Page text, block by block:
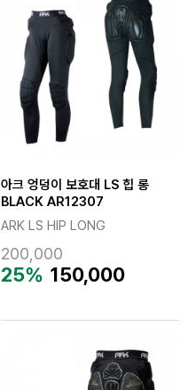
아크 엉덩이 보호대 LS 힙 롱
BLACK AR12307
ARK LS HIP LONG
200,000
25% 150,000